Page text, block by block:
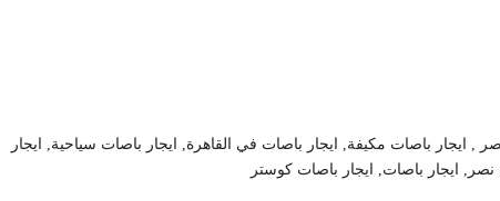
, ايجار باصات مكيفة, ايجار باصات في القاهرة, ايجار باصات سياحية, ايجار
ايجار باصات, ايجار باصات كوستر